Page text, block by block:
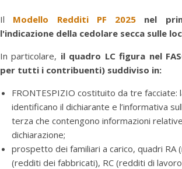
Il Modello Redditi PF 2025
nel
l'indicazione della cedolare secca sulle
In particolare, il quadro LC figura nel
per tutti i contribuenti) suddiviso in:
FRONTESPIZIO costituito da tre facciate:
identificano il dichiarante e l’informativa
terza che contengono informazioni
dichiarazione;
prospetto dei familiari a carico, quadri RA
(redditi dei fabbricati), RC (redditi di